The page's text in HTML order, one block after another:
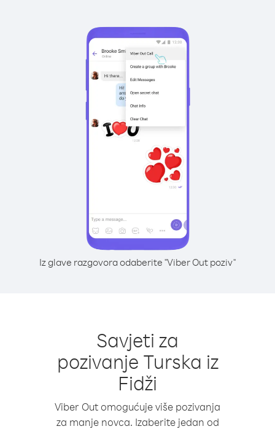
Iz glave razgovora odaberite "Viber Out poziv"
Savjeti za
pozivanje Turska iz
Fidži
Viber Out omogućuje više pozivanja
za manje novca. Izaberite jedan od